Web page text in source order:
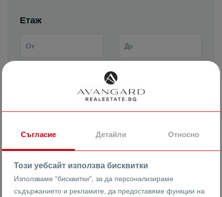
Етаж
Година на строителство
Особености
Съгласие Детайли Относно
Този уебсайт използва бисквитки
Използваме "бисквитки", за да персонализираме
съдържанието и рекламите, да предоставяме функции на